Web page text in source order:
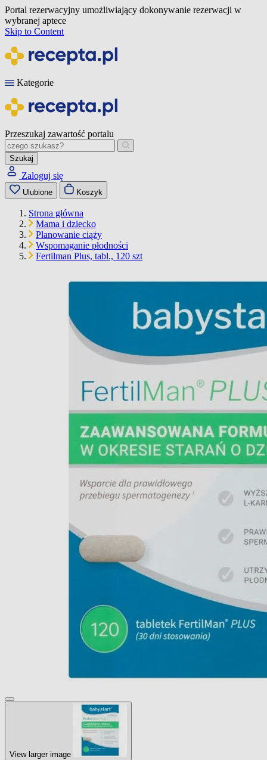
Portal rezerwacyjny umożliwiający dokonywanie rezerwacji w
wybranej aptece
Skip to Content
Kategorie
Przeszukaj zawartość portalu
Szukaj
Zaloguj się
Ulubione Koszyk
Strona główna
Mama i dziecko
Planowanie ciąży
Wspomaganie płodności
Fertilman Plus, tabl., 120 szt
View larger image